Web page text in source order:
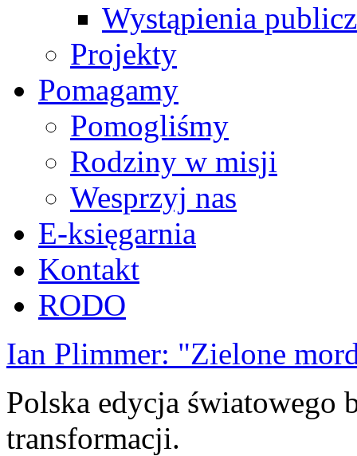
Wystąpienia
Projekty
Pomagamy
Pomogliśmy
Rodziny w misji
Wesprzyj nas
E-księgarnia
Kontakt
RODO
Ian Plimmer: "Zielone
Polska edycja światowego
transformacji.